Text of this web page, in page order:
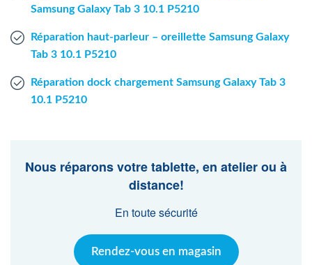
Samsung Galaxy Tab 3 10.1 P5210
Réparation haut-parleur – oreillette Samsung Galaxy
Tab 3 10.1 P5210
Réparation dock chargement Samsung Galaxy Tab 3
10.1 P5210
Nous réparons votre tablette, en atelier ou à
distance!
En toute sécurité
Rendez-vous en magasin